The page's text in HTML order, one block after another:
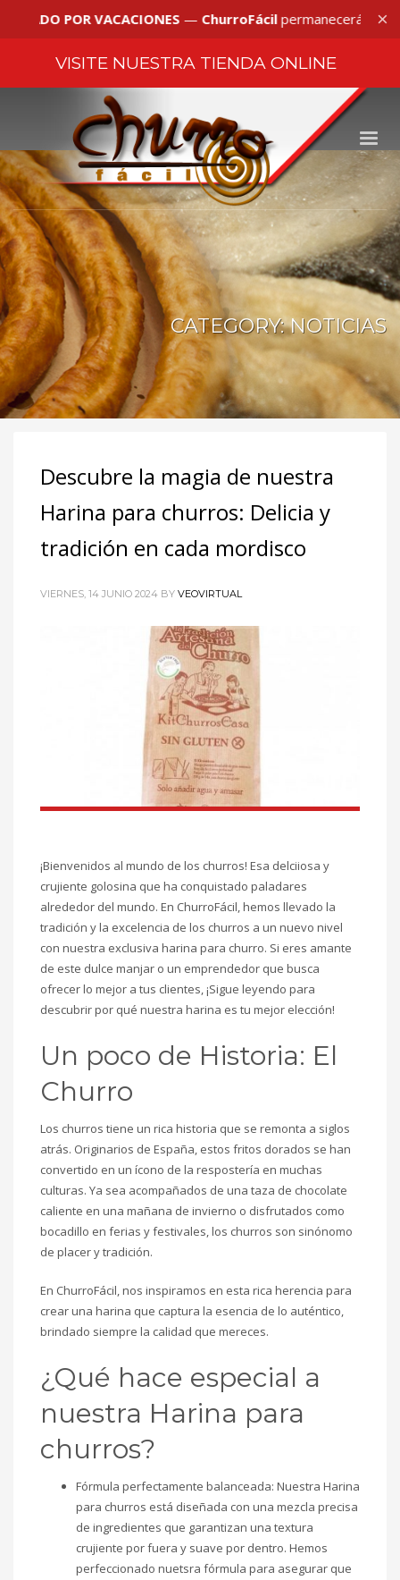
POR VACACIONES—ChurroFácilpermanecerácerrado por
×
VISITE NUESTRA TIENDA ONLINE
CATEGORY: NOTICIAS
Descubre la magia de nuestra
Harina para churros: Delicia y
tradición en cada mordisco
VIERNES, 14 JUNIO 2024 BY VEOVIRTUAL
¡Bienvenidos al mundo de los churros! Esa delciiosa y
crujiente golosina que ha conquistado paladares
alrededor del mundo. En ChurroFácil, hemos llevado la
tradición y la excelencia de los churros a un nuevo nivel
con nuestra exclusiva harina para churro. Si eres amante
de este dulce manjar o un emprendedor que busca
ofrecer lo mejor a tus clientes, ¡Sigue leyendo para
descubrir por qué nuestra harina es tu mejor elección!
Un poco de Historia: El
Churro
Los churros tiene un rica historia que se remonta a siglos
atrás. Originarios de España, estos fritos dorados se han
convertido en un ícono de la respostería en muchas
culturas. Ya sea acompañados de una taza de chocolate
caliente en una mañana de invierno o disfrutados como
bocadillo en ferias y festivales, los churros son sinónomo
de placer y tradición.
En ChurroFácil, nos inspiramos en esta rica herencia para
crear una harina que captura la esencia de lo auténtico,
brindado siempre la calidad que mereces.
¿Qué hace especial a
nuestra Harina para
churros?
Fórmula perfectamente balanceada: Nuestra Harina
para churros está diseñada con una mezcla precisa
de ingredientes que garantizan una textura
crujiente por fuera y suave por dentro. Hemos
perfeccionado nuetsra fórmula para asegurar que